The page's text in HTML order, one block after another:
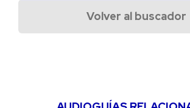
Volver al buscador